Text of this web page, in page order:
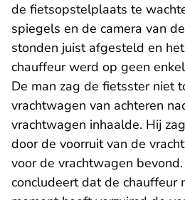
de fietsopstelplaats te
spiegels en de camera van
stonden juist afgesteld en
chauffeur werd op geen
De man zag de fietsster niet
vrachtwagen van achteren
vrachtwagen inhaalde. Hij
door de voorruit van de
voor de vrachtwagen
concludeert dat de chauffeur